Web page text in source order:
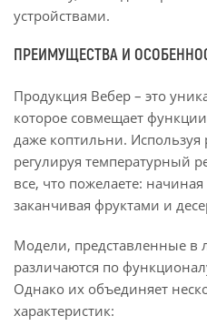
устройствами.
ПРЕИМУЩЕСТВА И
Продукция Вебер – это
которое совмещает
даже коптильни.
регулируя температурный
все, что пожелаете:
заканчивая фруктами и
Модели, представленные в
различаются по
Однако их объединяет
характеристик: